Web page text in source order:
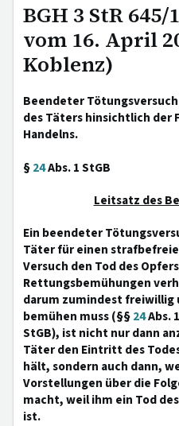
BGH 3 StR
vom 16. April
Koblenz)
Beendeter
des Täters hinsichtlich der
Handelns.
§24Abs. 1 StGB
Leitsatz des
Ein beendeter
Täter für einen
Versuch den Tod des
Rettungsbemühungen
darum zumindest freiwillig
bemühen muss (§§24Abs.
StGB), ist nicht nur dann
Täter den Eintritt des
hält, sondern auch dann,
Vorstellungen über die
macht, weil ihm ein Tod
ist.